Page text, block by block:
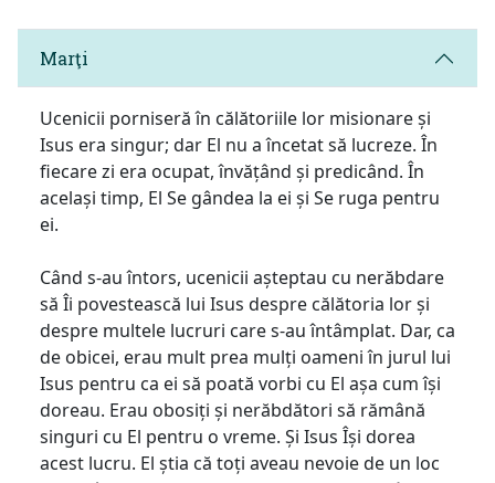
Marţi
Ucenicii porniseră în călătoriile lor misionare și
Isus era singur; dar El nu a încetat să lucreze. În
fiecare zi era ocupat, învățând și predicând. În
același timp, El Se gândea la ei și Se ruga pentru
ei.
Când s-au întors, ucenicii așteptau cu nerăbdare
să Îi povestească lui Isus despre călătoria lor și
despre multele lucruri care s-au întâmplat. Dar, ca
de obicei, erau mult prea mulți oameni în jurul lui
Isus pentru ca ei să poată vorbi cu El așa cum își
doreau. Erau obosiți și nerăbdători să rămână
singuri cu El pentru o vreme. Și Isus Își dorea
acest lucru. El știa că toți aveau nevoie de un loc